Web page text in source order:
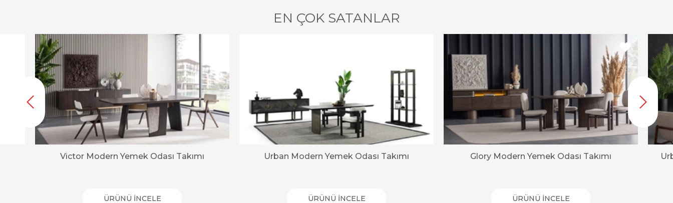
EN ÇOK SATANLAR
Victor Modern Yemek Odası Takımı
ÜRÜNÜ İNCELE
Urban Modern Yemek Odası Takımı
ÜRÜNÜ İNCELE
Glory Modern Yemek Odası Takımı
ÜRÜNÜ İNCELE